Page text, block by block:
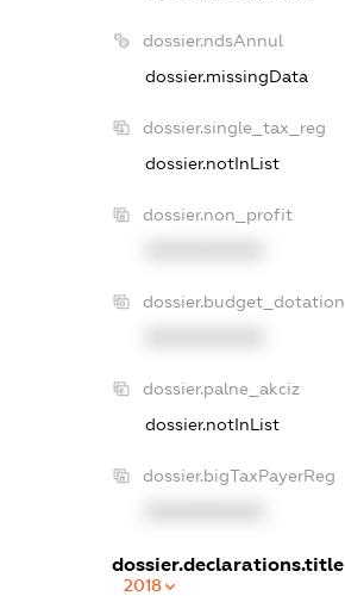
dossier.ndsAnnul
dossier.missingData
dossier.single_tax_reg
dossier.notInList
dossier.non_profit
dossier.budget_dotation
dossier.palne_akciz
dossier.notInList
dossier.bigTaxPayerReg
dossier.declarations.title
2018